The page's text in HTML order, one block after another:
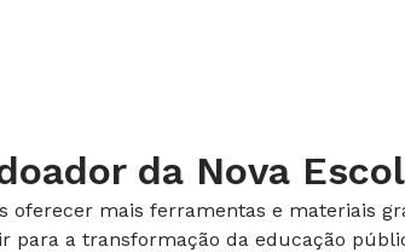
as didáticas
aluno e objeto
da Nova
oferecer mais ferramentas e materiais
para a transformação da educação